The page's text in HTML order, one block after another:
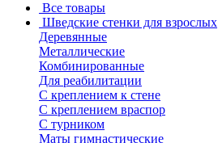
Все товары
Шведские стенки для взрослых
Деревянные
Металлические
Комбинированные
Для реабилитации
С креплением к стене
С креплением враспор
С турником
Маты гимнастические